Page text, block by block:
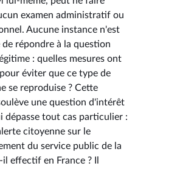
examen administratif ou
Aucune instance n'est
de répondre à la question
: quelles mesures ont
éviter que ce type de
se reproduise ? Cette
une question d'intérêt
dépasse tout cas particulier :
citoyenne sur le
du service public de la
effectif en France ? Il